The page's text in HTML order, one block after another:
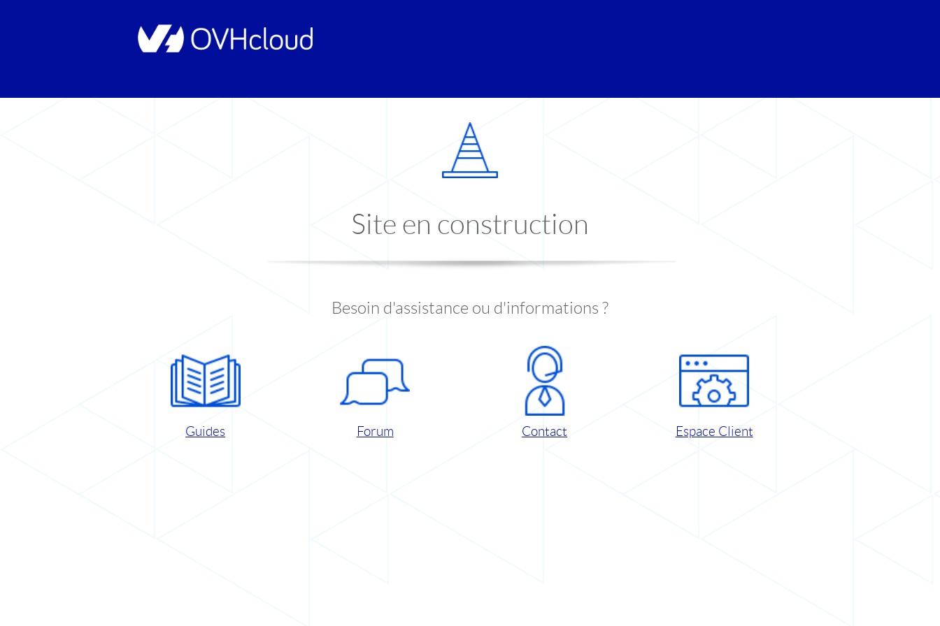
Site en construction
Besoin d'assistance ou d'informations ?
Guides Forum Contact Espace Client